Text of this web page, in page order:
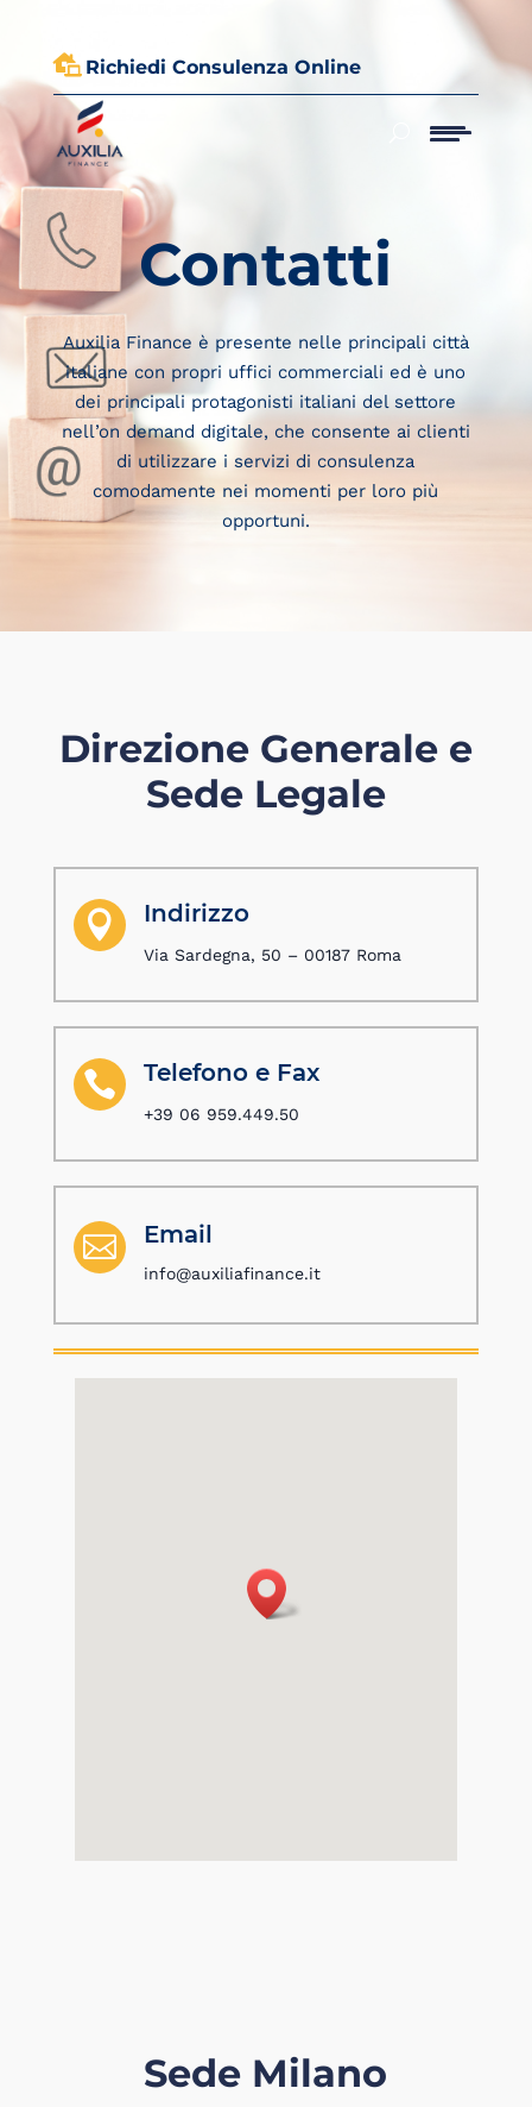
 Richiedi Consulenza Online
Contatti
Auxilia Finance è presente nelle principali città
italiane con propri uffici commerciali ed è uno
dei principali protagonisti italiani del settore
nell’on demand digitale, che consente ai clienti
di utilizzare i servizi di consulenza
comodamente nei momenti per loro più
opportuni.
Direzione Generale e
Sede Legale
 Indirizzo
Via Sardegna, 50 – 00187 Roma
 Telefono e Fax
+39 06 959.449.50
 Email
info@auxiliafinance.it
Sede Milano